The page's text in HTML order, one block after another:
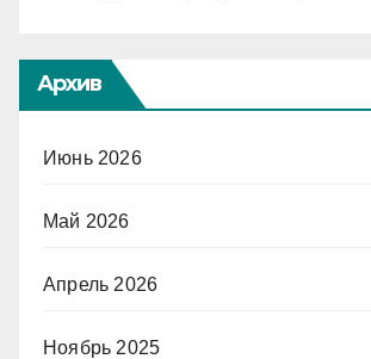
Архив
Июнь 2026
Май 2026
Апрель 2026
Ноябрь 2025